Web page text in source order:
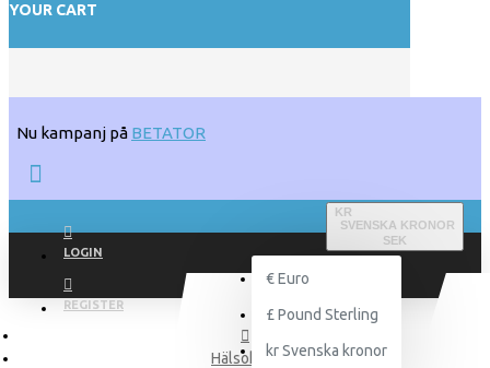
YOUR CART
Nu kampanj på BETATOR
LOGIN
REGISTER
KR
SVENSKA KRONOR
SEK
€ Euro
£ Pound Sterling
kr Svenska kronor
Hälsokost